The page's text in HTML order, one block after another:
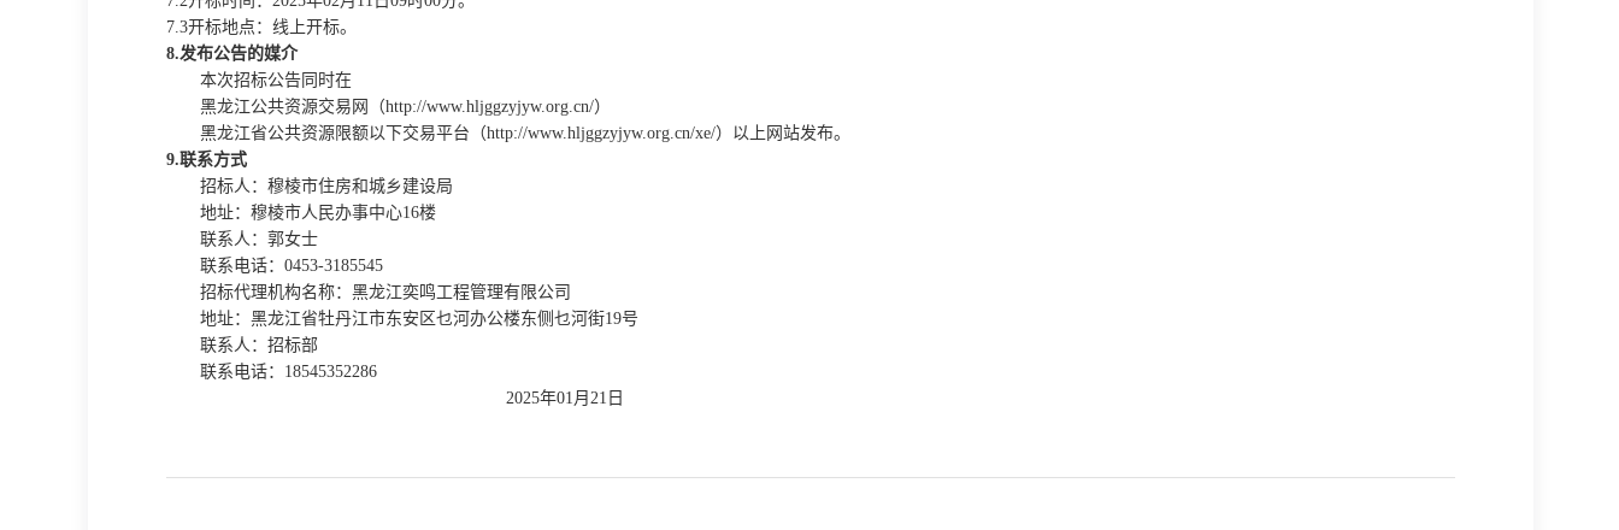
7.3开标地点：线上开标。
8.发布公告的媒介
本次招标公告同时在
黑龙江公共资源交易网（http://www.hljggzyjyw.org.cn/）
黑龙江省公共资源限额以下交易平台（http://www.hljggzyjyw.org.cn/xe/）以上网站发布。
9.联系方式
招标人： 穆棱市住房和城乡建设局
地址：穆棱市人民办事中心16楼
联系人：郭女士
联系电话： 0453-3185545
招标代理机构名称： 黑龙江奕鸣工程管理有限公司
地址： 黑龙江省牡丹江市东安区乜河办公楼东侧乜河街19号
联系人： 招标部
联系电话： 18545352286
2025年01月 21 日